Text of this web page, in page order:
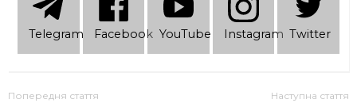
Telеgram Facebook YouTube Instagram Twitter
Попередня стаття Наступна стаття